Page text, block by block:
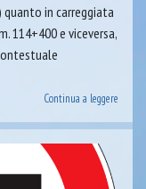
in carreggiata
114+400 e viceversa,
Continua a leggere